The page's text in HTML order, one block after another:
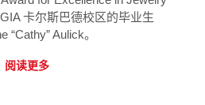
卡尔斯巴德校区的毕业生
“Cathy” Aulick。
阅读更多